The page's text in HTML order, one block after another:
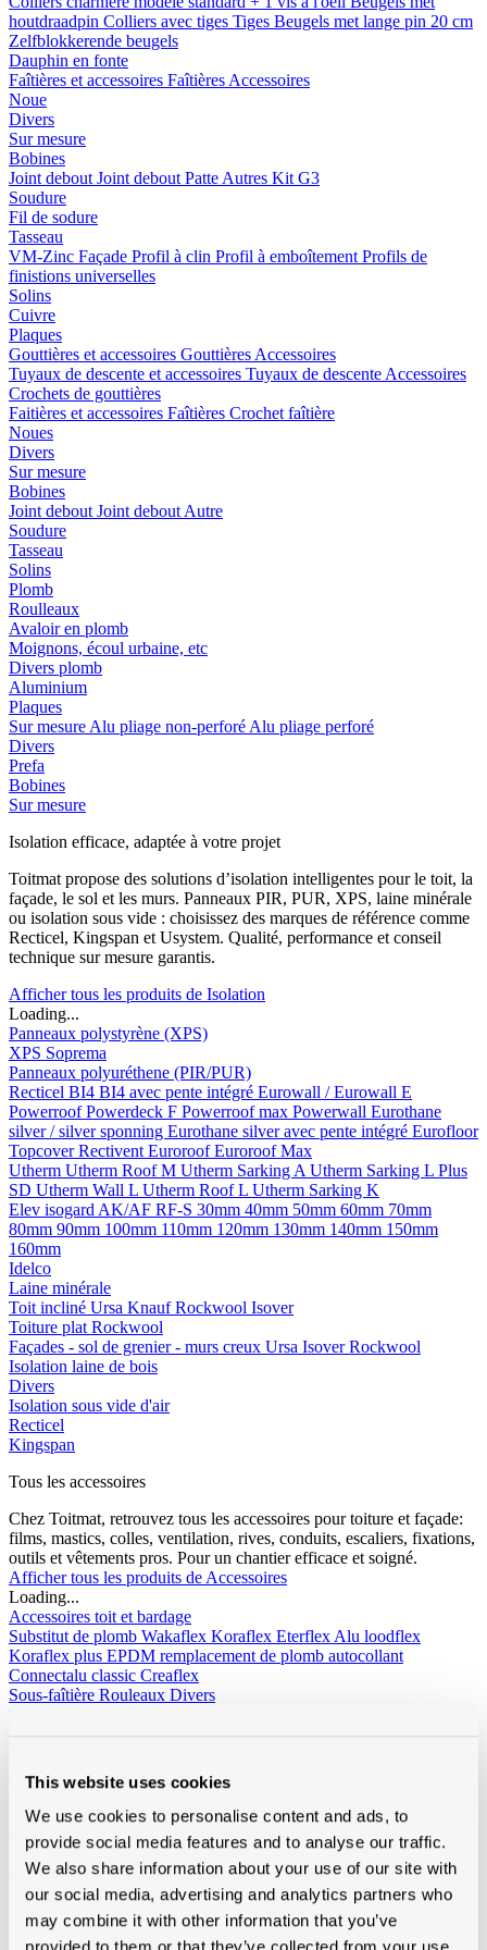
This website uses cookies
We use cookies to personalise content and ads, to
provide social media features and to analyse our traffic.
We also share information about your use of our site with
our social media, advertising and analytics partners who
may combine it with other information that you’ve
houtdraadpin Colliers avec tiges Tiges Beugels met lange pin 20 cm
Zelfblokkerende beugels
Dauphin en fonte
Faîtières et accessoires Faîtières Accessoires
Noue
Divers
Sur mesure
Bobines
Joint debout Joint debout Patte Autres Kit G3
Soudure
Fil de sodure
Tasseau
VM-Zinc Façade Profil à clin Profil à emboîtement Profils de
finistions universelles
Solins
Cuivre
Plaques
Gouttières et accessoires Gouttières Accessoires
Tuyaux de descente et accessoires Tuyaux de descente Accessoires
Crochets de gouttières
Faitières et accessoires Faîtières Crochet faîtière
Noues
Divers
Sur mesure
Bobines
Joint debout Joint debout Autre
Soudure
Tasseau
Solins
Plomb
Roulleaux
Avaloir en plomb
Moignons, écoul urbaine, etc
Divers plomb
Aluminium
Plaques
Sur mesure Alu pliage non-perforé Alu pliage perforé
Divers
Prefa
Bobines
Sur mesure
Isolation efficace, adaptée à votre projet
Toitmat propose des solutions d’isolation intelligentes pour le toit, la
façade, le sol et les murs. Panneaux PIR, PUR, XPS, laine minérale
ou isolation sous vide : choisissez des marques de référence comme
Recticel, Kingspan et Usystem. Qualité, performance et conseil
technique sur mesure garantis.
Afficher tous les produits de Isolation
Loading...
Panneaux polystyrène (XPS)
XPS Soprema
Panneaux polyuréthene (PIR/PUR)
Recticel BI4 BI4 avec pente intégré Eurowall / Eurowall E
PowerroofPowerdeck F Powerroof max Powerwall Eurothane
silver / silver sponning Eurothane silver avec pente intégré Eurofloor
TopcoverRectivent EuroroofEuroroof Max
Utherm Utherm Roof M Utherm Sarking A Utherm Sarking L Plus
SD Utherm Wall L Utherm Roof L Utherm Sarking K
Elev isogard AK/AF RF-S 30mm 40mm 50mm 60mm 70mm
80mm 90mm 100mm 110mm 120mm 130mm 140mm 150mm
160mm
Idelco
Laine minérale
Toit incliné Ursa KnaufRockwool Isover
Toiture plat Rockwool
Façades - sol de grenier - murs creux Ursa IsoverRockwool
Isolation laine de bois
Divers
Isolation sous vide d'air
Recticel
Kingspan
Tous les accessoires
Chez Toitmat, retrouvez tous les accessoires pour toiture et façade:
films, mastics, colles, ventilation, rives, conduits, escaliers, fixations,
outils et vêtements pros. Pour un chantier efficace et soigné.
Afficher tous les produits de Accessoires
Loading...
Accessoires toit et bardage
Substitut de plomb Wakaflex Koraflex Eterflex Alu loodflex
Koraflex plus EPDM remplacement de plomb autocollant
Connectalu classic Creaflex
Sous-faîtière Rouleaux Divers
Rives
Peintures de toit, sprays et protectionAlgimousBlackvernis
Liquides et colle pout toiture plat
liquides et colleSoudal colle toiture
Chanfreins ImperbelRotswolFoamglass
Silicone, kit, tapesSilicone, kit, colleBandes-tapesSolid John
Hybrid Polymeer
Imperméabilisationfillcoatpolycoloritvaria
Gouttières plastique, RWA
Gouttières RWA PE tuyaux et
accessoires